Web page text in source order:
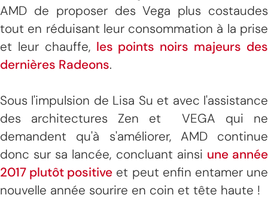
AMD de proposer des Vega plus costaudes
tout en réduisant leur consommation à la prise
et leur chauffe, les points noirs majeurs des
dernières Radeons.
Sous l'impulsion de Lisa Su et avec l'assistance
des architectures Zen et VEGA qui ne
demandent qu'à s'améliorer, AMD continue
donc sur sa lancée, concluant ainsi une année
2017 plutôt positive et peut enfin entamer une
nouvelle année sourire en coin et tête haute !